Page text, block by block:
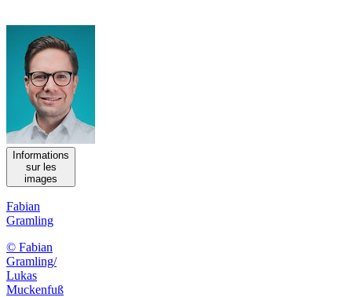
Informations
sur les
images
Fabian
Gramling
© Fabian
Gramling/
Lukas
Muckenfuß